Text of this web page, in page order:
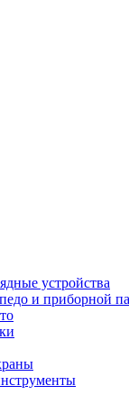
устройства
и приборной